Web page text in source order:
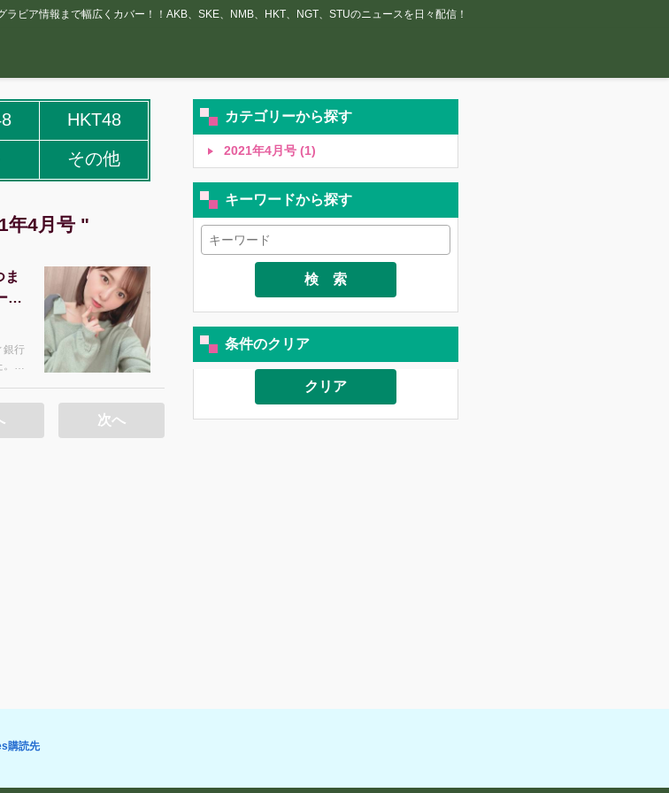
ビア情報まで幅広くカバー！！AKB、SKE、NMB、HKT、NGT、STUのニュースを日々配信！
HKT48
その他
4月号 "
ま
ド
銀行
。ま
次へ
カテゴリーから探す
2021年4月号 (1)
キーワードから探す
検 索
条件のクリア
クリア
購読先